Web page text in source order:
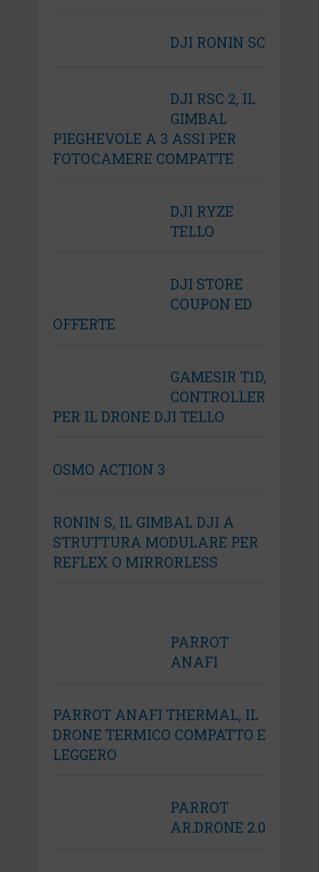
DJI RONIN SC
DJI RSC 2, IL
GIMBAL
PIEGHEVOLE A 3 ASSI PER
FOTOCAMERE COMPATTE
DJI RYZE
TELLO
DJI STORE
COUPON ED
OFFERTE
GAMESIR T1D,
CONTROLLER
PER IL DRONE DJI TELLO
OSMO ACTION 3
RONIN S, IL GIMBAL DJI A
STRUTTURA MODULARE PER
REFLEX O MIRRORLESS
PARROT
ANAFI
PARROT ANAFI THERMAL, IL
DRONE TERMICO COMPATTO E
LEGGERO
PARROT
AR.DRONE 2.0